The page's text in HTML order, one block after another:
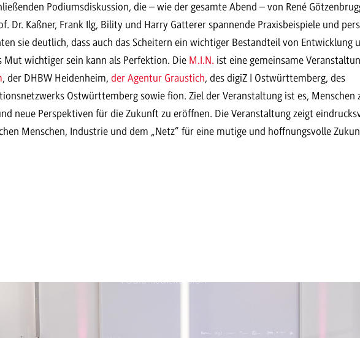
Podiumsdiskussion, die – wie der gesamte Abend – von René
Dr. Kaßner, Frank Ilg, Bility und Harry Gatterer spannende Praxisbeispiele und
sie deutlich, dass auch das Scheitern ein wichtiger Bestandteil von Entwicklung
Mut wichtiger sein kann als Perfektion. Die M.I.N. ist eine gemeinsame
, der DHBW Heidenheim,der Agentur Graustich, des digiZ | Ostwürttemberg, des
Ostwürttemberg sowie fion. Ziel der Veranstaltung ist es, Menschen
neue Perspektiven für die Zukunft zu eröffnen. Die Veranstaltung zeigt
Menschen, Industrie und dem „Netz“ für eine mutige und hoffnungsvolle